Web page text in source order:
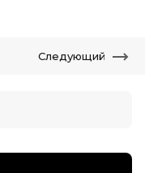
Следующий